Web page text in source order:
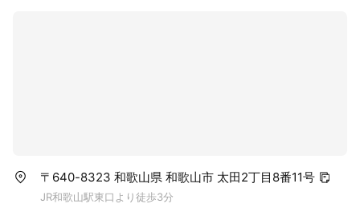
〒640-8323 和歌山県 和歌山市 太田2丁目8番11号
JR和歌山駅東口より徒歩3分